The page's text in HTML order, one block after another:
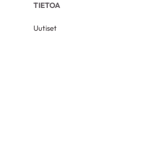
TIETOA
Uutiset